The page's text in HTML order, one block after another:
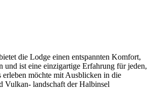
die Lodge einen entspannten Komfort,
und ist eine einzigartige Erfahrung für jeden,
erleben möchte mit Ausblicken in die
Vulkan- landschaft der Halbinsel